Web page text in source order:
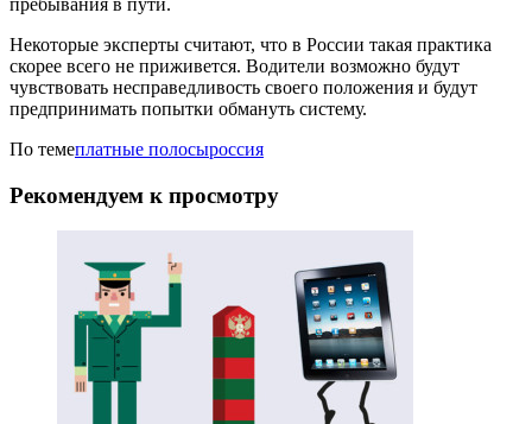
Некоторые эксперты считают, что в России такая практика
скорее всего не приживется. Водители возможно будут
чувствовать несправедливость своего положения и будут
предпринимать попытки обмануть систему.
По темеплатные полосыроссия
Рекомендуем к просмотру